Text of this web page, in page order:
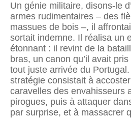
Un génie militaire, disons-le
armes rudimentaires – des
massues de bois –, il
sortait indemne. Il réalisa un
étonnant : il revint de la
bras, un canon qu’il avait
tout juste arrivée du
stratégie consistait à
caravelles des envahisseurs
pirogues, puis à attaquer
par surprise, et à massacrer